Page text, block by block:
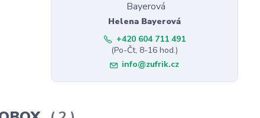
Helena Bayerová
+420 604 711 491
(Po-Čt, 8-16 hod.)
info@zufrik.cz